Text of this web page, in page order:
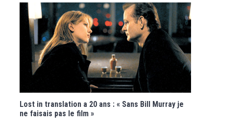
Lost in translation a 20 ans : « Sans Bill Murray je
ne faisais pas le film »